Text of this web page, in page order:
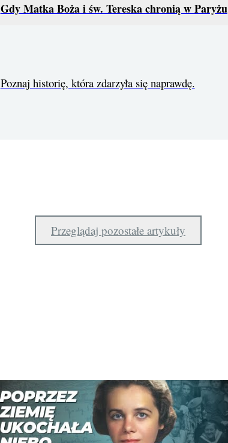
Gdy Matka Boża i św. Tereska chronią w Paryżu
Poznaj historię, która zdarzyła się naprawdę.
Przeglądaj pozostałe artykuły